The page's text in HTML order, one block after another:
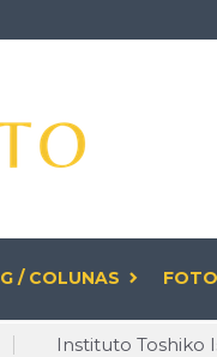
/ COLUNAS
Diversidade